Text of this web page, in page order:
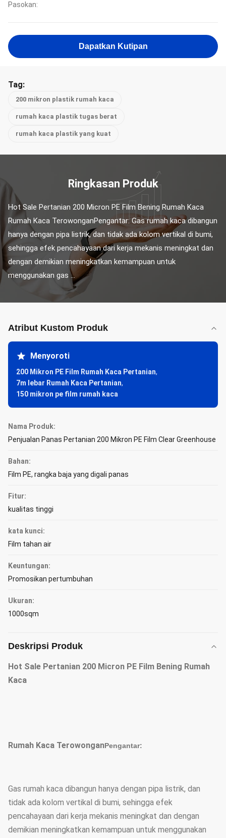
Pasokan:
Dapatkan Kutipan
Tag:
200 mikron plastik rumah kaca
rumah kaca plastik tugas berat
rumah kaca plastik yang kuat
Ringkasan Produk
Hot Sale Pertanian 200 Micron PE Film Bening Rumah Kaca
Rumah Kaca TerowonganPengantar: Gas rumah kaca dibangun
hanya dengan pipa listrik, dan tidak ada kolom vertikal di bumi,
sehingga efek pencahayaan dari kerja mekanis meningkat dan
dengan demikian meningkatkan kemampuan untuk
menggunakan gas ...
Atribut Kustom Produk
Menyoroti
200 Mikron PE Film Rumah Kaca Pertanian,
7m lebar Rumah Kaca Pertanian,
150 mikron pe film rumah kaca
Nama Produk:
Penjualan Panas Pertanian 200 Mikron PE Film Clear Greenhouse
Bahan:
Film PE, rangka baja yang digali panas
Fitur:
kualitas tinggi
kata kunci:
Film tahan air
Keuntungan:
Promosikan pertumbuhan
Ukuran:
1000sqm
Deskripsi Produk
Hot Sale Pertanian 200 Micron PE Film Bening Rumah
Kaca
Rumah Kaca TerowonganPengantar:
Gas rumah kaca dibangun hanya dengan pipa listrik, dan
tidak ada kolom vertikal di bumi, sehingga efek
pencahayaan dari kerja mekanis meningkat dan dengan
demikian meningkatkan kemampuan untuk menggunakan